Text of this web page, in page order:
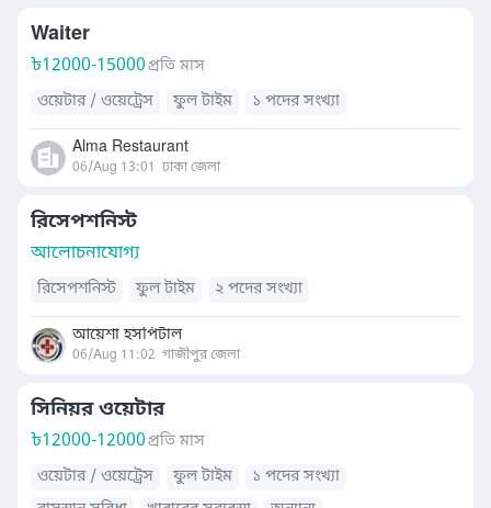
Waiter
৳12000-15000প্রতি মাস
ওয়েটার / ওয়েট্রেস
ফুল টাইম ১ পদের সংখ্যা
Alma Restaurant
06/Aug 13:01 ঢাকা জেলা
রিসেপশনিস্ট
আলোচনাযোগ্য
রিসেপশনিস্ট ফুল টাইম ২ পদের সংখ্যা
আয়েশা হসপিটাল
06/Aug 11:02 গাজীপুর জেলা
সিনিয়র ওয়েটার
৳12000-12000প্রতি মাস
ওয়েটার / ওয়েট্রেস
ফুল টাইম
১ পদের সংখ্যা